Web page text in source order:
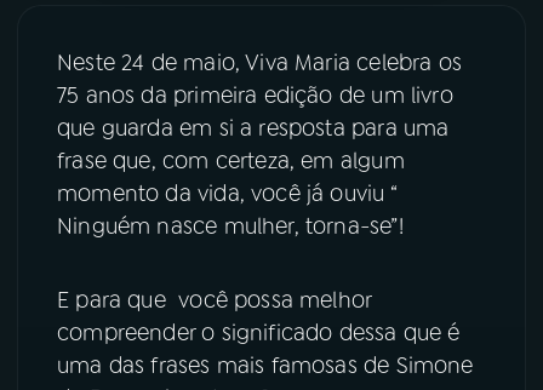
06 VIDEOCASTS
08FESTIVAL DE MÚSICA
ACOMPANHE A RÁDIO NACIONAL
YouTube Facebook
Neste 24 de maio, Viva Maria celebra os
75 anos da primeira edição de um livro
que guarda em si a resposta para uma
frase que, com certeza, em algum
momento da vida, você já ouviu “
Ninguém nasce mulher, torna-se”!
E para que você possa melhor
compreender o significado dessa que é
uma das frases mais famosas de Simone